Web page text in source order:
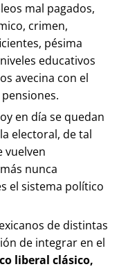
mal pagados,
crimen,
pésima
educativos
avecina con el
en día se quedan
electoral, de tal
vuelven
nunca
el sistema político
de distintas
de integrar en el
liberal clásico,